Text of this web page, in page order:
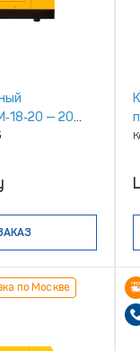
— 20
по Москве